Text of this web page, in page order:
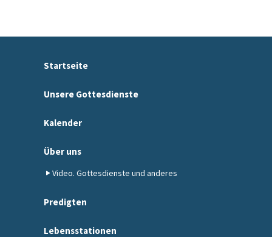
Startseite
Unsere Gottesdienste
Kalender
Über uns
Video. Gottesdienste und anderes
Predigten
Lebensstationen